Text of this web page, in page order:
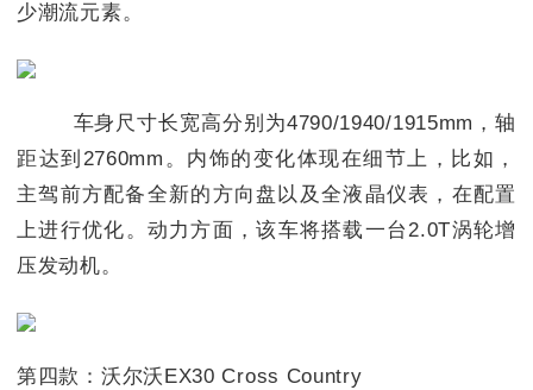
少潮流元素。
车身尺寸长宽高分别为4790/1940/1915mm，轴
距达到2760mm。内饰的变化体现在细节上，比如，
主驾前方配备全新的方向盘以及全液晶仪表，在配置
上进行优化。动力方面，该车将搭载一台2.0T涡轮增
压发动机。
第四款：沃尔沃EX30 Cross Country